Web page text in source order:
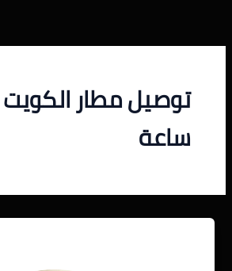
المحتوى
ساعة